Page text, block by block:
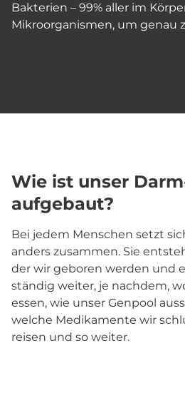
Bakterien – 99% aller im
Mikroorganismen, um genau
Wie ist unser
aufgebaut?
Bei jedem Menschen setzt
anders zusammen. Sie
der wir geboren werden und
ständig weiter, je nachdem,
essen, wie unser Genpool
welche Medikamente wir
reisen und so weiter.